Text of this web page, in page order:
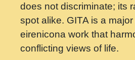
मन अशांत मंत्र जाप - गीता
Gyananand Ji Maharaj.mp3
मन बध लय परम वल कगन
does not discriminate; its
spot alike. GITA is a
eirenicona work that
conflicting views of life.